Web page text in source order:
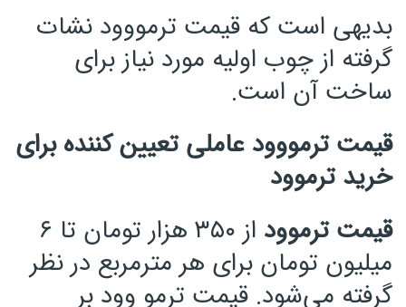
بدیهی است که قیمت ترمووود نشات
گرفته از چوب اولیه مورد نیاز برای
ساخت آن است.
قیمت ترمووود عاملی تعیین کننده برای
خرید ترموود
قیمت ترموود
از ۳۵۰ هزار تومان تا ۶
میلیون تومان برای هر مترمربع در نظر
گرفته می‌شود. قیمت ترمو وود بر